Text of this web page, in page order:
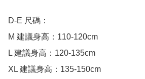
D-E 尺碼：
M 建議身高：110-120cm
L 建議身高：120-135cm
XL 建議身高：135-150cm